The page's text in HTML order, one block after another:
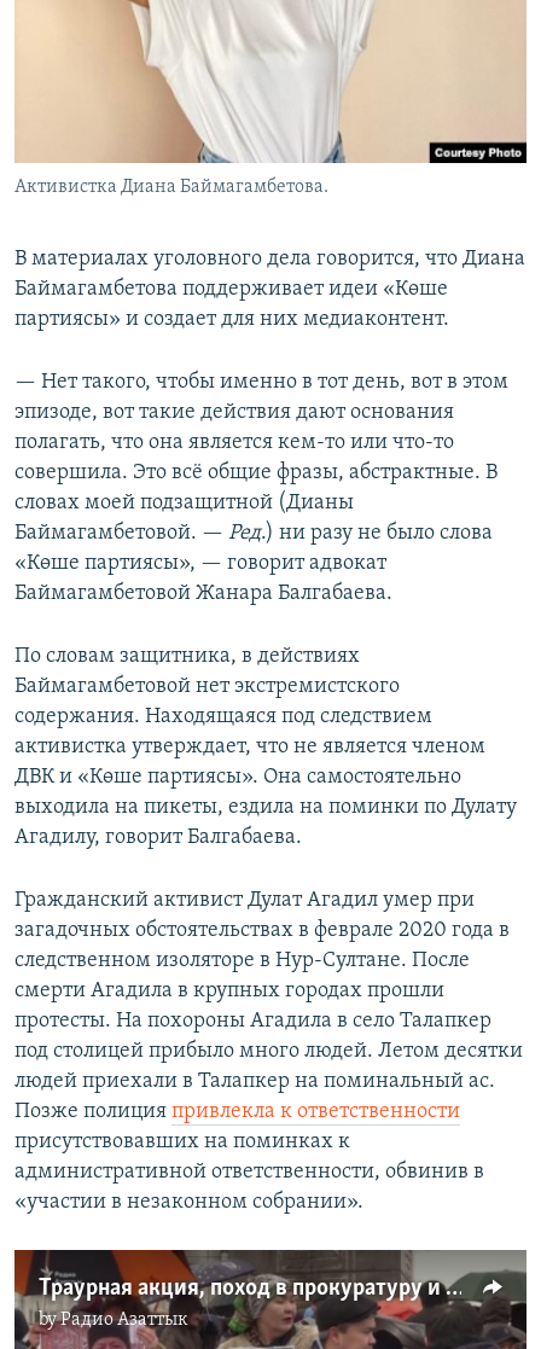
Активистка Диана Баймагамбетова.
В материалах уголовного дела говорится, что Диана
Баймагамбетова поддерживает идеи «Көше
партиясы» и создает для них медиаконтент.
— Нет такого, чтобы именно в тот день, вот в этом
эпизоде, вот такие действия дают основания
полагать, что она является кем-то или что-то
совершила. Это всё общие фразы, абстрактные. В
словах моей подзащитной (Дианы
Баймагамбетовой. — Ред.) ни разу не было слова
«Көше партиясы», — говорит адвокат
Баймагамбетовой Жанара Балгабаева.
По словам защитника, в действиях
Баймагамбетовой нет экстремистского
содержания. Находящаяся под следствием
активистка утверждает, что не является членом
ДВК и «Көше партиясы». Она самостоятельно
выходила на пикеты, ездила на поминки по Дулату
Агадилу, говорит Балгабаева.
Гражданский активист Дулат Агадил умер при
загадочных обстоятельствах в феврале 2020 года в
следственном изоляторе в Нур-Султане. После
смерти Агадила в крупных городах прошли
протесты. На похороны Агадила в село Талапкер
под столицей прибыло много людей. Летом десятки
людей приехали в Талапкер на поминальный ас.
Позже полиция привлекла к ответственности
присутствовавших на поминках к
административной ответственности, обвинив в
«участии в незаконном собрании».
Траурная акция, поход в прокуратуру и акимат. В Алматы скорбят по Дулату Агадилу
byРадио Азаттык